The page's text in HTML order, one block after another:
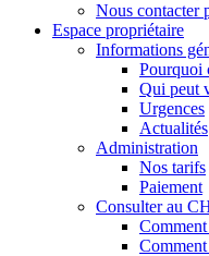
Nous contacter
Espace propriétaire
Informations
Pourquoi
Qui peut
Urgences
Actualités
Administration
Nos tarifs
Paiement
Consulter au